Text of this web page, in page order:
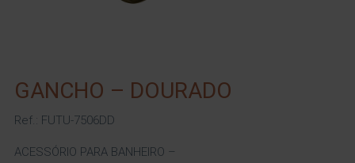
GANCHO – DOURADO
Ref.: FUTU-7506DD
ACESSÓRIO PARA BANHEIRO –